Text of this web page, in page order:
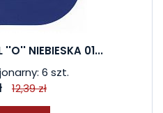
''O'' NIEBIESKA 01...
6 szt.
12,39 zł